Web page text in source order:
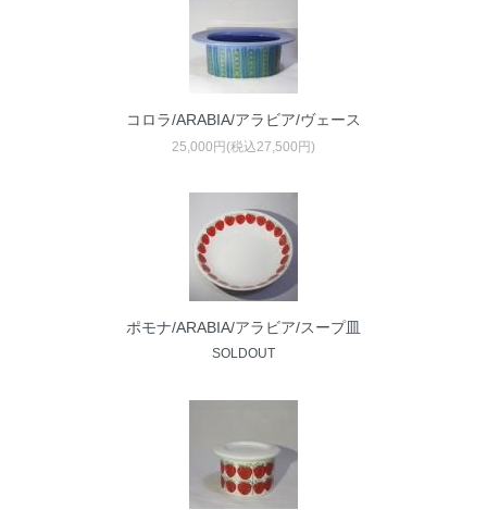
コロラ/ARABIA/アラビア/ヴェース
25,000円(税込27,500円)
ポモナ/ARABIA/アラビア/スープ皿
SOLDOUT